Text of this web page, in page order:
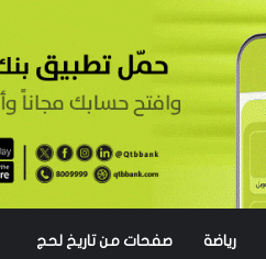
رياضة صفحات من تاريخ لحج